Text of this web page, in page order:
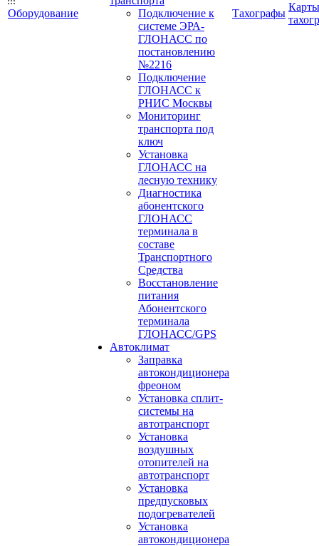
Оборудование
Подключение к
системе ЭРА-
ГЛОНАСС по
постановлению
№2216
Подключение
ГЛОНАСС к
РНИС Москвы
Мониторинг
транспорта под
ключ
Установка
ГЛОНАСС на
лесную технику
Диагностика
абонентского
ГЛОНАСС
терминала в
составе
Транспортного
Средства
Восстановление
питания
Абонентского
терминала
ГЛОНАСС/GPS
Автоклимат
Заправка
автокондиционера
фреоном
Установка сплит-
системы на
автотранспорт
Установка
воздушных
отопителей на
автотранспорт
Установка
предпусковых
подогревателей
Установка
автокондиционера
Тахографы
Карты